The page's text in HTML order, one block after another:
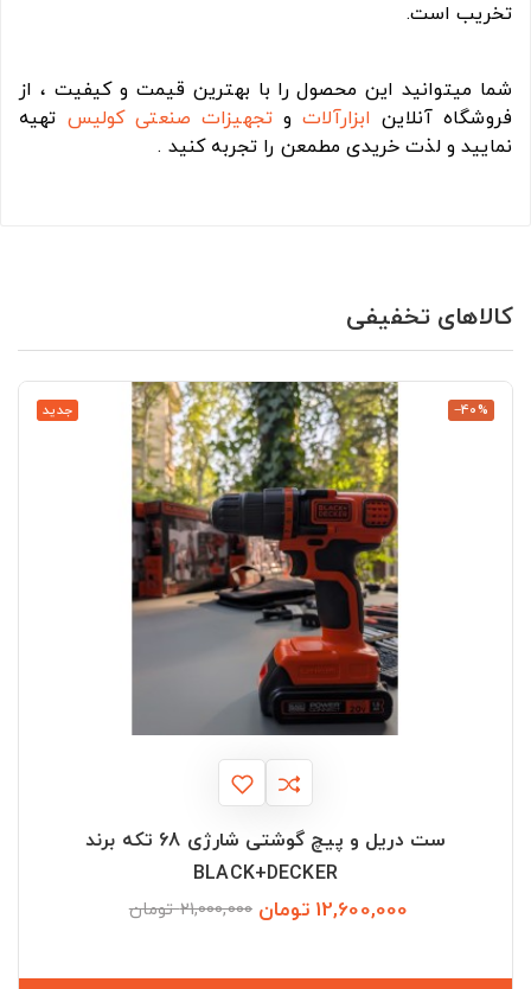
تخریب است.
شما میتوانید این محصول را با بهترین قیمت و کیفیت ، از
فروشگاه آنلاین ابزارآلاتو تجهیزات صنعتی کولیس تهیه
نمایید و لذت خریدی مطمعن را تجربه کنید .
کالاهای تخفیفی
جدید ‎−40%
ست دریل و پیچ گوشتی شارژی 68 تکه برند
BLACK+DECKER
12,600,000 تومان 21,000,000 تومان